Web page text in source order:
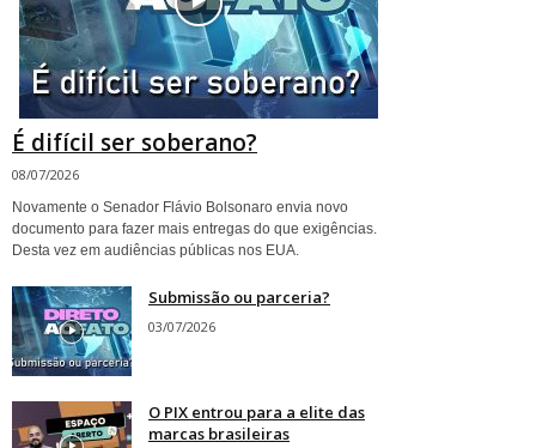
É difícil ser soberano?
08/07/2026
Novamente o Senador Flávio Bolsonaro envia novo
documento para fazer mais entregas do que exigências.
Desta vez em audiências públicas nos EUA.
Submissão ou parceria?
03/07/2026
O PIX entrou para a elite das
marcas brasileiras